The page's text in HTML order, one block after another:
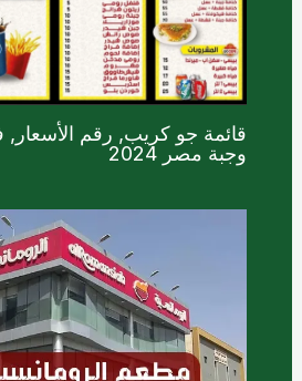
قائمة جو كريب, رقم
وجبة مصر 2024